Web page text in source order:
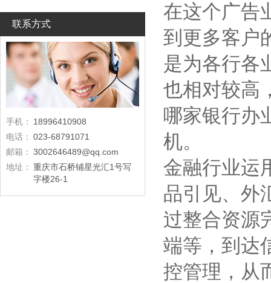
联系方式
手机：
18996410908
电话： 023-68791071
邮箱： 3002646489@qq.com
地址： 重庆市石桥铺星光汇1号写
字楼26-1
在这个广告
到更多客户
是为各行各
也相对较高
哪家银行办
机。
金融行业运
品引见、外
过整合资源
端等，到达
控管理，从